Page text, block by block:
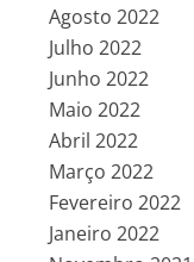
Agosto 2022
Julho 2022
Junho 2022
Maio 2022
Abril 2022
Março 2022
Fevereiro 2022
Janeiro 2022